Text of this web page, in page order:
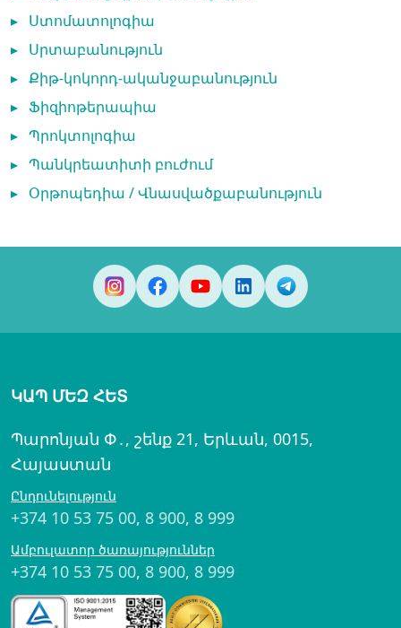
▸ Ստոմատոլոգիա
▸ Սրտաբանություն
▸ Քիթ-կոկորդ-ականջաբանություն
▸ Ֆիզիոթերապիա
▸ Պրոկտոլոգիա
▸ Պանկրեատիտի բուժում
▸ Օրթոպեդիա / Վնասվածքաբանություն
ԿԱՊ ՄԵԶ ՀԵՏ
Պարոնյան Փ․, շենք 21, Երևան, 0015,
Հայաստան
Ընդունելություն
+374 10 53 75 00, 8 900, 8 999
Ամբուլատոր ծառայություններ
+374 10 53 75 00, 8 900, 8 999